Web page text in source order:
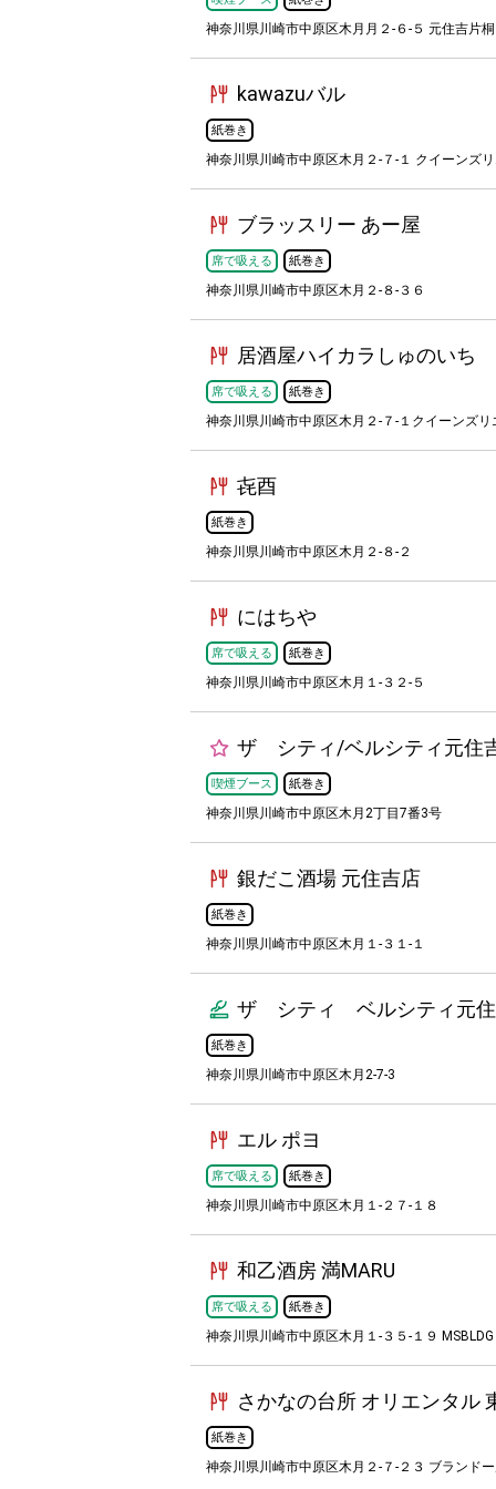
神奈川県川崎市中原区木月月２-６-５ 元住吉片
kawazuバル
紙巻き
神奈川県川崎市中原区木月２-７-１ クイーンズ
ブラッスリー あー屋
席で吸える 紙巻き
神奈川県川崎市中原区木月２-８-３６
居酒屋ハイカラしゅのいち
席で吸える 紙巻き
神奈川県川崎市中原区木月２-７-１クイーンズリ
㐂酉
紙巻き
神奈川県川崎市中原区木月２-８-２
にはちや
席で吸える 紙巻き
神奈川県川崎市中原区木月１-３２-５
ザ シティ/ベルシティ元住
喫煙ブース 紙巻き
神奈川県川崎市中原区木月2丁目7番3号
銀だこ酒場 元住吉店
紙巻き
神奈川県川崎市中原区木月１-３１-１
ザ シティ ベルシティ元住
紙巻き
神奈川県川崎市中原区木月2-7-3
エル ポヨ
席で吸える 紙巻き
神奈川県川崎市中原区木月１-２７-１８
和乙酒房 満MARU
席で吸える 紙巻き
神奈川県川崎市中原区木月１-３５-１９
さかなの台所 オリエンタル
紙巻き
神奈川県川崎市中原区木月２-７-２３ ブランド